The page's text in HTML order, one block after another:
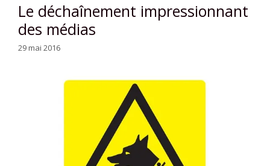
Le déchaînement impressionnant
des médias
29 mai 2016